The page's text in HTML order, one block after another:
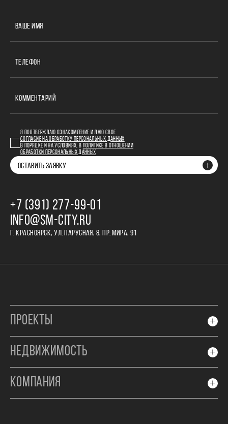
ВАШЕ ИМЯ
ТЕЛЕФОН
КОММЕНТАРИЙ
Я ПОДТВЕРЖДАЮ ОЗНАКОМЛЕНИЕ И ДАЮ СВОЕ
СОГЛАСИЕ НА ОБРАБОТКУ ПЕРСОНАЛЬНЫХ ДАННЫХ
В ПОРЯДКЕ И НА УСЛОВИЯХ, В
ПОЛИТИКЕ В ОТНОШЕНИИ
ОБРАБОТКИ ПЕРСОНАЛЬНЫХ ДАННЫХ
ОСТАВИТЬ ЗАЯВКУ
+7 (391) 277‒99‒01
INFO@SM-CITY.RU
Г. КРАСНОЯРСК, УЛ. ПАРУСНАЯ, 8, ПР. МИРА, 91
ПРОЕКТЫ
НЕДВИЖИМОСТЬ
КОМПАНИЯ